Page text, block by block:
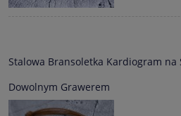
Stalowa Bransoletka Kardiogram na
Dowolnym Grawerem